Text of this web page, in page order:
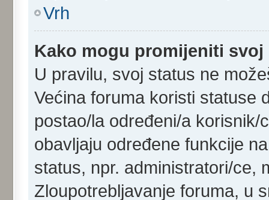
Vrh
Kako mogu promijeniti svoj
U pravilu, svoj status ne
Većina foruma koristi statuse
postao/la određeni/a
obavljaju određene funkcije
status, npr. administratori/ce,
Zloupotrebljavanje foruma, u